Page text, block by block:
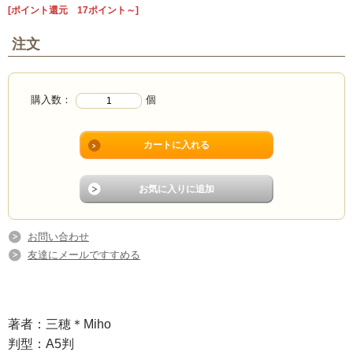
[ポイント還元 17ポイント～]
注文
購入数： 個
お問い合わせ
友達にメールですすめる
著者：三穂＊Miho
判型：A5判